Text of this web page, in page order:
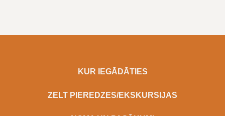
KUR IEGĀDĀTIES
ZELT PIEREDZES/EKSKURSIJAS